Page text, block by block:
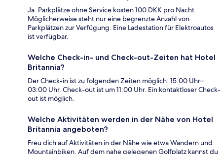
Ja. Parkplätze ohne Service kosten 100 DKK pro Nacht.
Möglicherweise steht nur eine begrenzte Anzahl von
Parkplätzen zur Verfügung. Eine Ladestation für Elektroautos
ist verfügbar.
Welche Check-in- und Check-out-Zeiten hat Hotel
Britannia?
Der Check-in ist zu folgenden Zeiten möglich: 15:00 Uhr–
03:00 Uhr. Check-out ist um 11:00 Uhr. Ein kontaktloser Check-
out ist möglich.
Welche Aktivitäten werden in der Nähe von Hotel
Britannia angeboten?
Freu dich auf Aktivitäten in der Nähe wie etwa Wandern und
Mountainbiken. Auf dem nahe gelegenen Golfplatz kannst du